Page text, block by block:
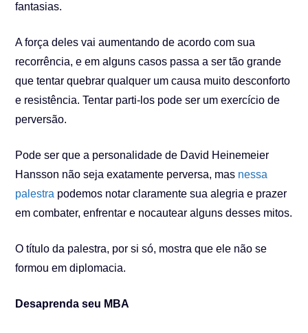
fantasias.
A força deles vai aumentando de acordo com sua
recorrência, e em alguns casos passa a ser tão grande
que tentar quebrar qualquer um causa muito desconforto
e resistência. Tentar parti-los pode ser um exercício de
perversão.
Pode ser que a personalidade de David Heinemeier
Hansson não seja exatamente perversa, mas nessa
palestra podemos notar claramente sua alegria e prazer
em combater, enfrentar e nocautear alguns desses mitos.
O título da palestra, por si só, mostra que ele não se
formou em diplomacia.
Desaprenda seu MBA